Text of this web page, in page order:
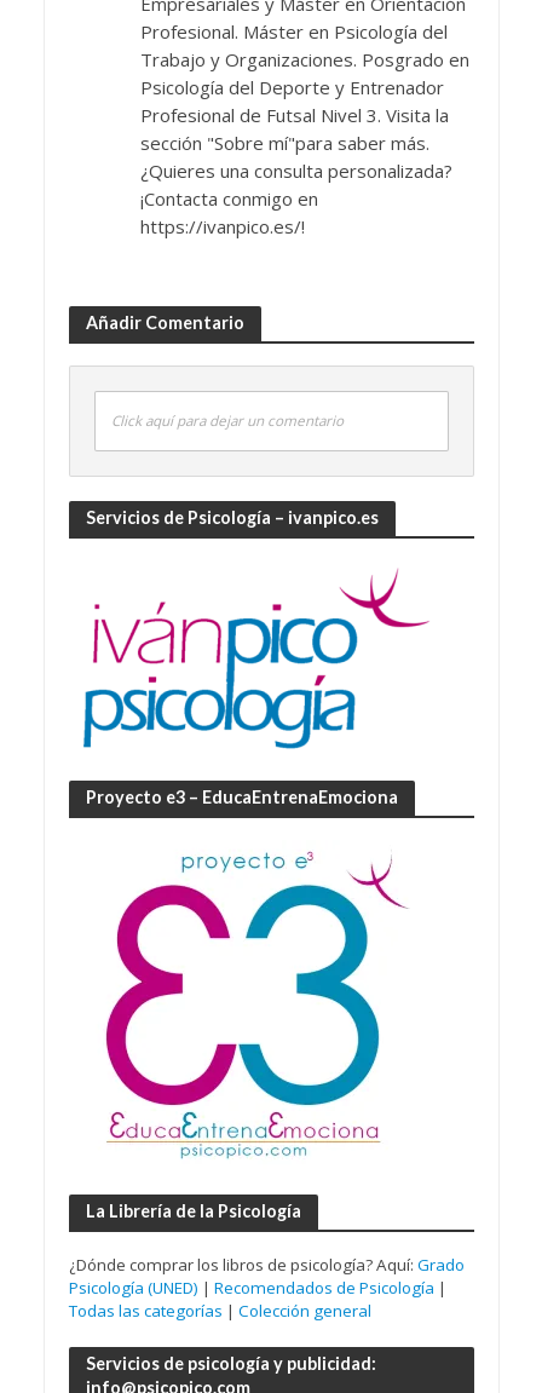
Profesional. Máster en Psicología del
Trabajo y Organizaciones. Posgrado en
Psicología del Deporte y Entrenador
Profesional de Futsal Nivel 3. Visita la
sección "Sobre mí"para saber más.
¿Quieres una consulta personalizada?
¡Contacta conmigo en
https://ivanpico.es/!
Añadir Comentario
Click aquí para dejar un comentario
Servicios de Psicología – ivanpico.es
Proyecto e3 – EducaEntrenaEmociona
La Librería de la Psicología
¿Dónde comprar los libros de psicología? Aquí: Grado
Psicología (UNED) | Recomendados de Psicología |
Todas las categorías | Colección general
Servicios de psicología y publicidad:
info@psicopico.com